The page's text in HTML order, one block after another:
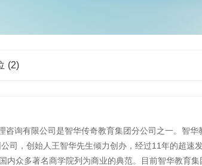
(2)
咨询有限公司是智华传奇教育集团分公司之一。智
司，创始人王智华先生倾力创办，经过11年的超速
内众多著名商学院列为商业的典范。目前智华教育